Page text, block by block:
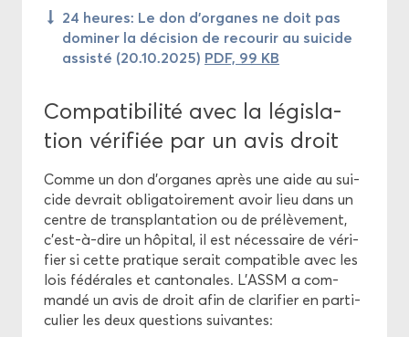
24 heures: Le don d’or­ganes ne doit pas
do­mi­ner la dé­ci­sion de re­cou­rir au sui­cide
as­sis­té (20.10.2025) PDF, 99 KB
Com­pa­ti­bi­li­té avec la lé­gis­la­
tion vé­ri­fiée par un avis droit
Comme un don d’or­ganes après une aide au sui­
cide de­vrait obli­ga­toi­re­ment avoir lieu dans un
centre de trans­plan­ta­tion ou de pré­lè­ve­ment,
c’est-​à-dire un hô­pi­tal, il est né­ces­saire de vé­ri­
fier si cette pra­tique se­rait com­pa­tible avec les
lois fé­dé­rales et can­to­nales. L’ASSM a com­
man­dé un avis de droit afin de cla­ri­fier en par­ti­
cu­lier les deux ques­tions sui­vantes: